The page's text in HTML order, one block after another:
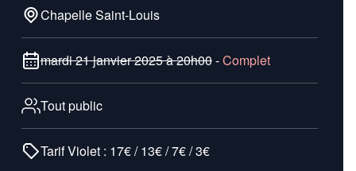
Chapelle Saint-Louis
mardi 21 janvier 2025 à 20h00-Complet
Tout public
Tarif Violet : 17€ / 13€ / 7€ / 3€